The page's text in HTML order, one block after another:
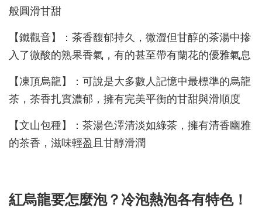
般圓滑甘甜
【鐵觀音】：茶香馥郁持久，微澀但甘醇的茶湯中摻
入了微酸的熟果香氣，有的甚至帶有蘭花的優雅氣息
【凍頂烏龍】：可說是大多數人記憶中最標準的烏龍
茶，茶香扎實濃郁，擁有完美平衡的甘甜與滑順度
【文山包種】：茶湯色澤清淡如綠茶，擁有清香幽雅
的茶香，滋味輕盈且甘醇滑潤
紅烏龍要怎麼泡？冷泡熱泡各有特色！